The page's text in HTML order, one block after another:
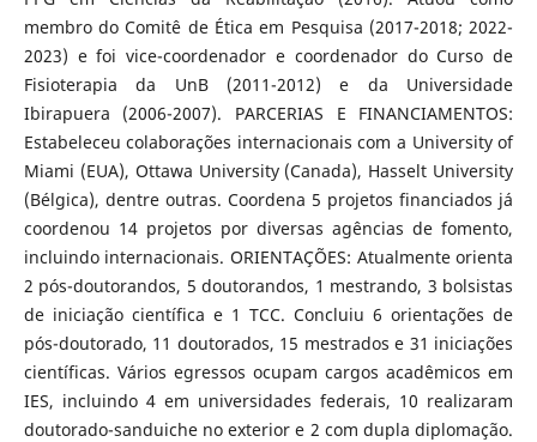
membro do Comitê de Ética em Pesquisa (2017-2018; 2022-
2023) e foi vice-coordenador e coordenador do Curso de
Fisioterapia da UnB (2011-2012) e da Universidade
Ibirapuera (2006-2007). PARCERIAS E FINANCIAMENTOS:
Estabeleceu colaborações internacionais com a University of
Miami (EUA), Ottawa University (Canada), Hasselt University
(Bélgica), dentre outras. Coordena 5 projetos financiados já
coordenou 14 projetos por diversas agências de fomento,
incluindo internacionais. ORIENTAÇÕES: Atualmente orienta
2 pós-doutorandos, 5 doutorandos, 1 mestrando, 3 bolsistas
de iniciação científica e 1 TCC. Concluiu 6 orientações de
pós-doutorado, 11 doutorados, 15 mestrados e 31 iniciações
científicas. Vários egressos ocupam cargos acadêmicos em
IES, incluindo 4 em universidades federais, 10 realizaram
doutorado-sanduiche no exterior e 2 com dupla diplomação.